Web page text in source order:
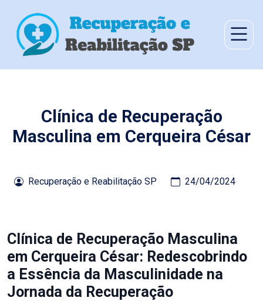
Clínica de Recuperação
Masculina em Cerqueira César
Recuperação e Reabilitação SP 24/04/2024
Clínica de Recuperação Masculina
em Cerqueira César: Redescobrindo
a Essência da Masculinidade na
Jornada da Recuperação